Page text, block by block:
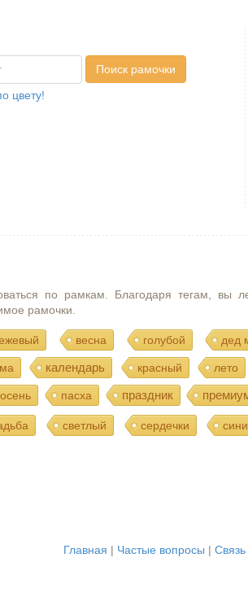
Поиск рамочки
цвету!
по рамкам. Благодаря тегам, вы
рамочки.
весна голубой дед
календарь красный лето
осень пасха праздник
светлый сердечки
Главная | Частые вопросы |